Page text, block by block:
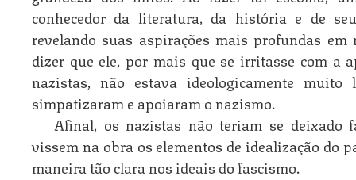
conhecedor da literatura, da história e de
revelando suas aspirações mais profundas em
dizer que ele, por mais que se irritasse com a
nazistas, não estava ideologicamente muito
simpatizaram e apoiaram o nazismo.
Afinal, os nazistas não teriam se deixado
vissem na obra os elementos de idealização do
maneira tão clara nos ideais do fascismo.